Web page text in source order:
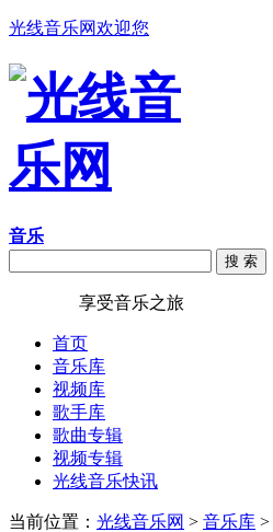
光线音乐网欢迎您
音乐
搜 索
享受音乐之旅
首页
音乐库
视频库
歌手库
歌曲专辑
视频专辑
光线音乐快讯
当前位置： 光线音乐网 > 音乐库 >